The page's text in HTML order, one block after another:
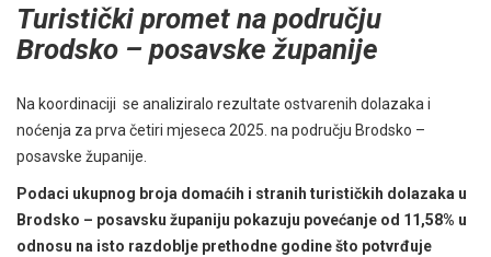
Turistički promet na području
Brodsko – posavske županije
Na koordinaciji se analiziralo rezultate ostvarenih dolazaka i
noćenja za prva četiri mjeseca 2025. na području Brodsko –
posavske županije.
Podaci ukupnog broja domaćih i stranih turističkih dolazaka u
Brodsko – posavsku županiju pokazuju povećanje od 11,58% u
odnosu na isto razdoblje prethodne godine što potvrđuje